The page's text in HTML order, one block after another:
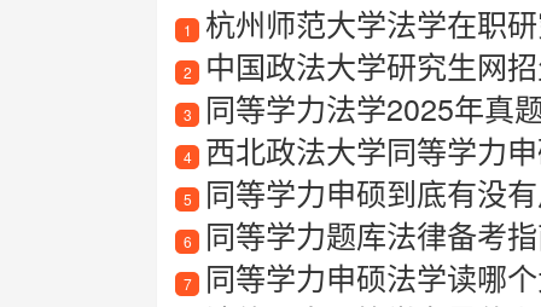
1 杭州师范大学法学在职
2 中国政法大学研究生网
3 同等学力法学2025年真
4 西北政法大学同等学力
5 同等学力申硕到底有没
6 同等学力题库法律备考
7 同等学力申硕法学读哪